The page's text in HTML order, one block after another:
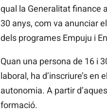
qual la Generalitat finance
30 anys, com va anunciar
dels programes Empuju i
Quan una persona de 16 i
laboral, ha d’inscriure’s
autonomia. A partir
formació.